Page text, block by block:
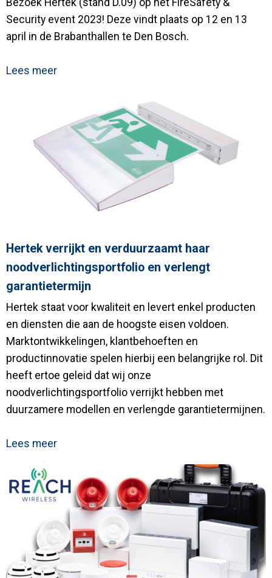
Bezoek Hertek (stand D.09) op het FireSafety &
Security event 2023! Deze vindt plaats op 12 en 13
april in de Brabanthallen te Den Bosch.
Lees meer
Hertek verrijkt en verduurzaamt haar
noodverlichtingsportfolio en verlengt
garantietermijn
Hertek staat voor kwaliteit en levert enkel producten
en diensten die aan de hoogste eisen voldoen.
Marktontwikkelingen, klantbehoeften en
productinnovatie spelen hierbij een belangrijke rol. Dit
heeft ertoe geleid dat wij onze
noodverlichtingsportfolio verrijkt hebben met
duurzamere modellen en verlengde garantietermijnen.
Lees meer